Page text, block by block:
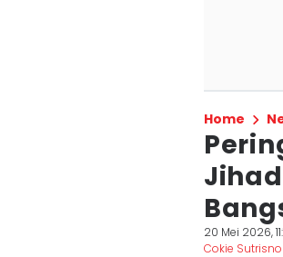
Home
20 Mei 2026,
Cokie Sutrisno